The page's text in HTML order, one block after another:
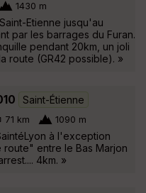
1430 m
Etienne jusqu'au
par les barrages du Furan.
pendant 20km, un joli
route (GR42 possible). »
Saint-Étienne
71 km 1090 m
à l'exception
entre le Bas Marjon
4km. »